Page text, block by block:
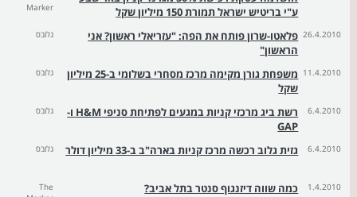
ע"י בריטיש ישראל תמורת 150 מיליון שקל
Marker
26.4.2010 פלאטו-שרון פותח את הפה: "עזריאלי ראשון? אני
הראשון"
גלובס
11.4.2010
משפחת גורן מקימה מרכז מסחרי בשלומי ב-25 מיליון
שקל
גלובס
6.4.2010
רשת ביג מרכזי קניות במגעים לפתיחת סניפי H&M ו-
GAP
גלובס
6.4.2010 גזית גלוב רכשה מרכז קניות בארה"ב ב-33 מיליון דולר גלובס
1.4.2010 כמה שווה דיזנגוף סנטר בתל אביב?
The